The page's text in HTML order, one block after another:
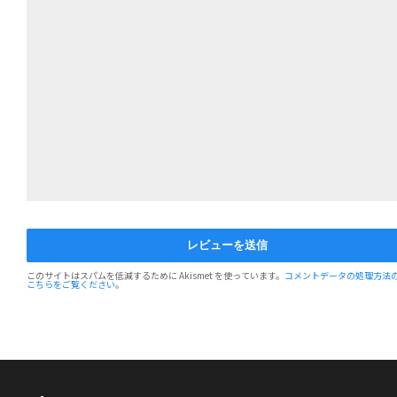
このサイトはスパムを低減するために Akismet を使っています。 コメントデータの処理方法
こちらをご覧ください。